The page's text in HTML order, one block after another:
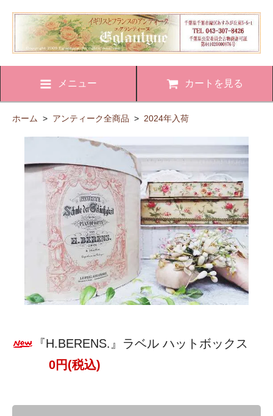
メニュー カートを見る
ホーム > アンティーク全商品 > 2024年入荷
『H.BERENS.』ラベル ハットボックス
0円(税込)